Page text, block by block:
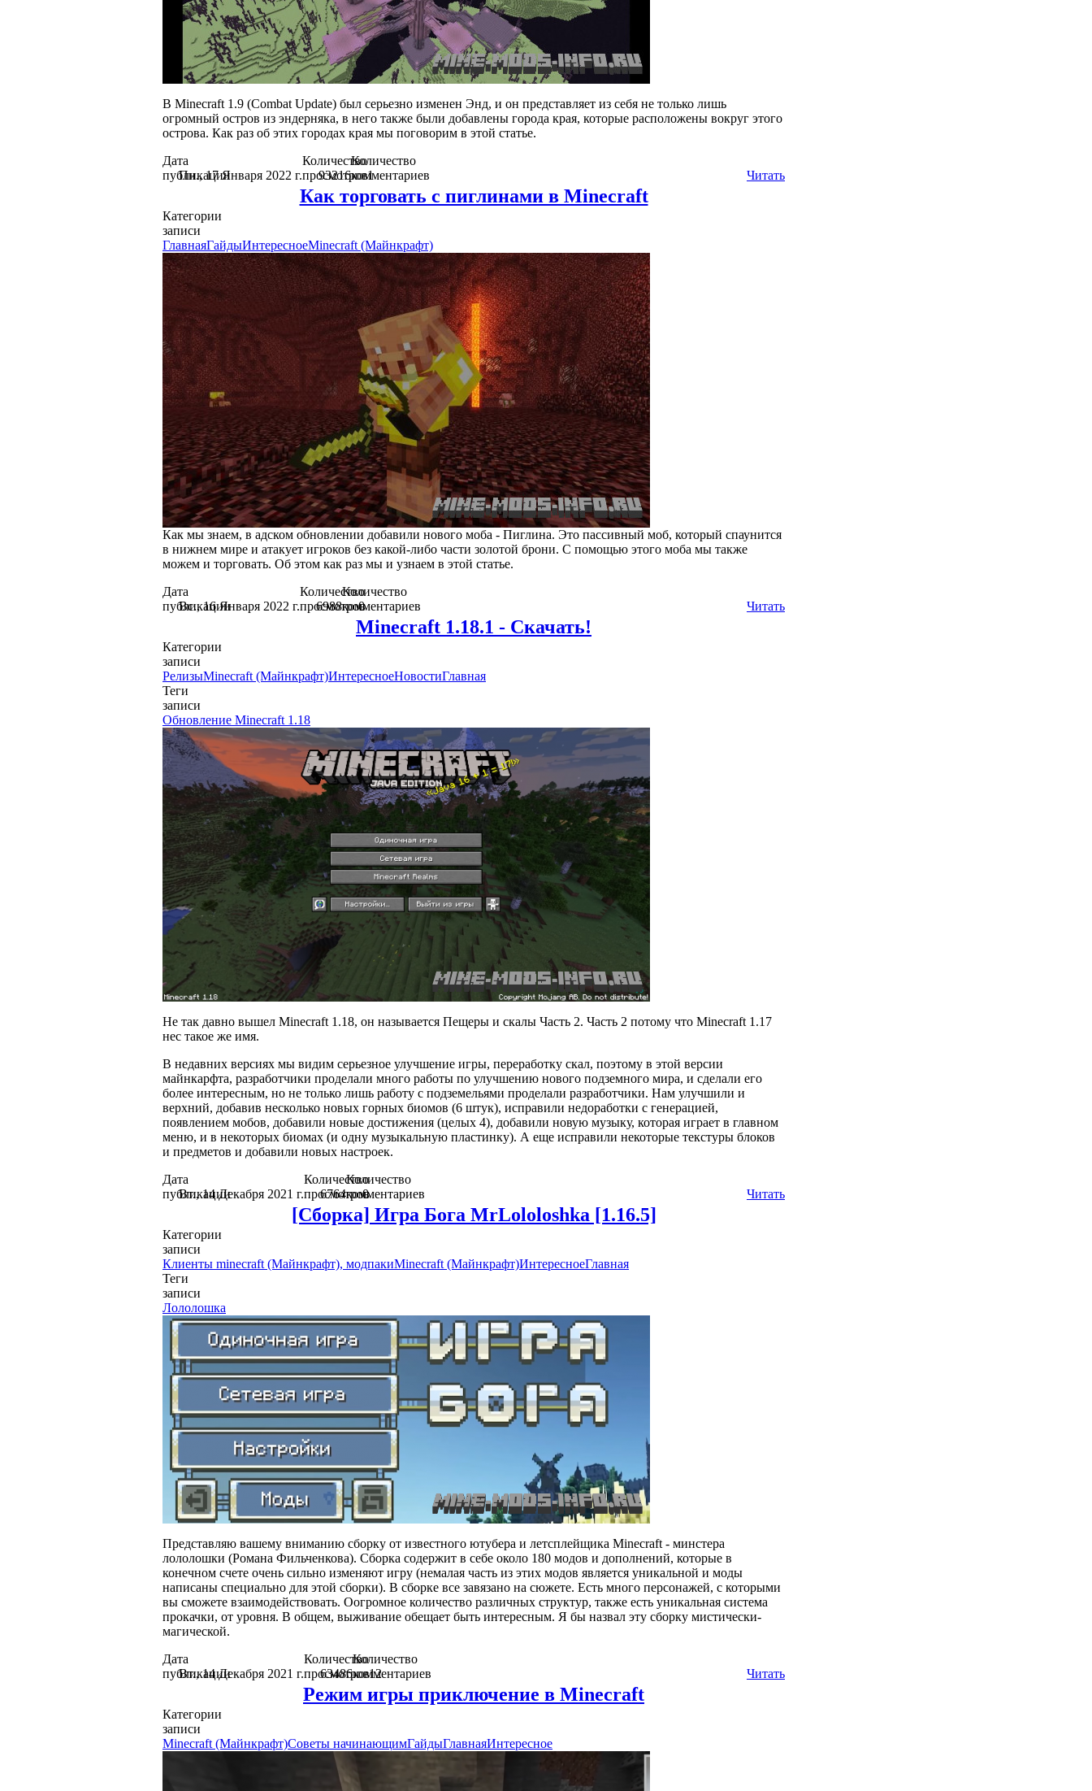
В Minecraft 1.9 (Combat Update) был серьезно изменен Энд, и он представляет из себя не только лишь
огромный остров из эндерняка, в него также были добавлены города края, которые расположены вокруг этого
острова. Как раз об этих городах края мы поговорим в этой статье.
Дата
публикации
Пн., 17 Января 2022 г.
Количество
просмотров
93216
Количество
комментариев
1 Читать
Как торговать с пиглинами в Minecraft
Категории
записи
ГлавнаяГайдыИнтересноеMinecraft (Майнкрафт)
Как мы знаем, в адском обновлении добавили нового моба - Пиглина. Это пассивный моб, который спаунится
в нижнем мире и атакует игроков без какой-либо части золотой брони. С помощью этого моба мы также
можем и торговать. Об этом как раз мы и узнаем в этой статье.
Дата
публикации
Вс., 16 Января 2022 г.
Количество
просмотров
6988
Количество
комментариев
0 Читать
Minecraft 1.18.1 - Скачать!
Категории
записи
РелизыMinecraft (Майнкрафт)ИнтересноеНовостиГлавная
Теги
записи
Обновление Minecraft 1.18
Не так давно вышел Minecraft 1.18, он называется Пещеры и скалы Часть 2. Часть 2 потому что Minecraft 1.17
нес такое же имя.
В недавних версиях мы видим серьезное улучшение игры, переработку скал, поэтому в этой версии
майнкарфта, разработчики проделали много работы по улучшению нового подземного мира, и сделали его
более интересным, но не только лишь работу с подземельями проделали разработчики. Нам улучшили и
верхний, добавив несколько новых горных биомов (6 штук), исправили недоработки с генерацией,
появлением мобов, добавили новые достижения (целых 4), добавили новую музыку, которая играет в главном
меню, и в некоторых биомах (и одну музыкальную пластинку). А еще исправили некоторые текстуры блоков
и предметов и добавили новых настроек.
Дата
публикации
Вт., 14 Декабря 2021 г.
Количество
просмотров
6764
Количество
комментариев
0 Читать
[Сборка] Игра Бога MrLololoshka [1.16.5]
Категории
записи
Клиенты minecraft (Майнкрафт), модпакиMinecraft (Майнкрафт)ИнтересноеГлавная
Теги
записи
Лололошка
Представляю вашему вниманию сборку от известного ютубера и летсплейщика Minecraft - минстера
лололошки (Романа Фильченкова). Сборка содержит в себе около 180 модов и дополнений, которые в
конечном счете очень сильно изменяют игру (немалая часть из этих модов является уникальной и моды
написаны специально для этой сборки). В сборке все завязано на сюжете. Есть много персонажей, с которыми
вы сможете взаимодействовать. Оогромное количество различных структур, также есть уникальная система
прокачки, от уровня. В общем, выживание обещает быть интересным. Я бы назвал эту сборку мистически-
магической.
Дата
публикации
Вт., 14 Декабря 2021 г.
Количество
просмотров
63486
Количество
комментариев
12 Читать
Режим игры приключение в Minecraft
Категории
записи
Minecraft (Майнкрафт)Советы начинающимГайдыГлавнаяИнтересное